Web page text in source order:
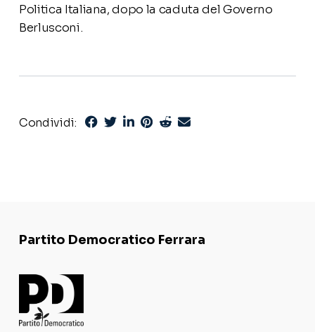
Politica Italiana, dopo la caduta del Governo
Berlusconi.
Condividi:
Partito Democratico Ferrara